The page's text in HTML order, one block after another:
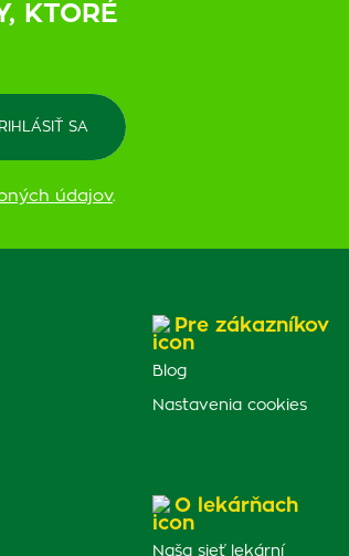
KTORÉ
údajov.
Pre zákazníkov
Blog
Nastavenia cookies
O lekárňach
Naša sieť lekární